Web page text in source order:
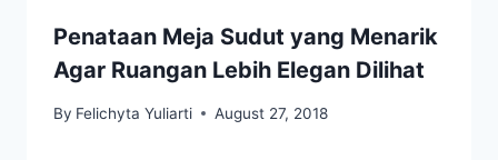
Penataan Meja Sudut yang Menarik
Agar Ruangan Lebih Elegan Dilihat
By Felichyta Yuliarti August 27, 2018